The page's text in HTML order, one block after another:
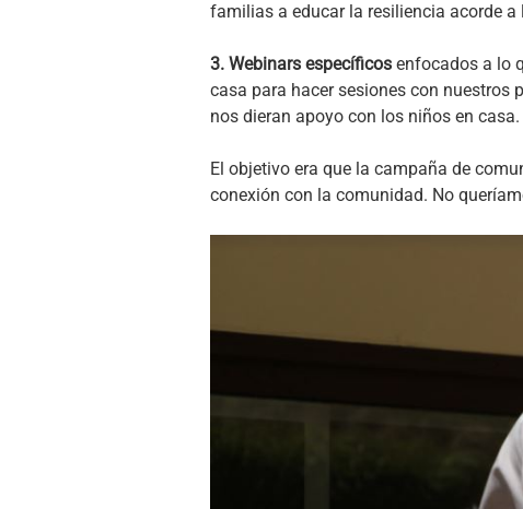
familias a educar la resiliencia acorde a
3. Webinars específicos enfocados a lo
casa para hacer sesiones con
nos dieran apoyo con los niños en casa.
El objetivo era que la campaña de
conexión con la comunidad. No